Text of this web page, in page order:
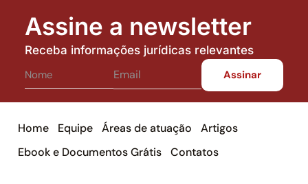
Assine a newsletter
Receba informações jurídicas relevantes
Home Equipe Áreas de atuação
Artigos
Ebook e Documentos Grátis
Contatos